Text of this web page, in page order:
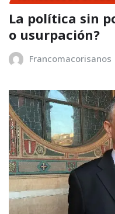
La política sin
o usurpación?
Francomacorisanos